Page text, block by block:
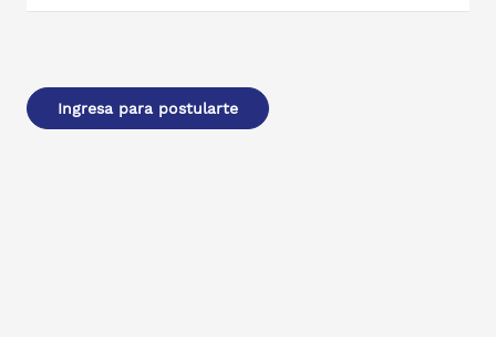
Ingresa para postularte